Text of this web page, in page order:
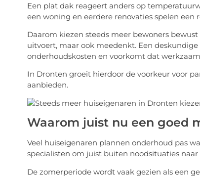
Een plat dak reageert anders op
een woning en eerdere renovaties spelen een
Daarom kiezen steeds meer bewoners
uitvoert, maar ook meedenkt. Een
onderhoudskosten en voorkomt dat
In Dronten groeit hierdoor de voorkeur voor
aanbieden.
Waarom juist nu een goed
Veel huiseigenaren plannen onderhoud pas
specialisten om juist buiten noodsituaties
De zomerperiode wordt vaak gezien als een